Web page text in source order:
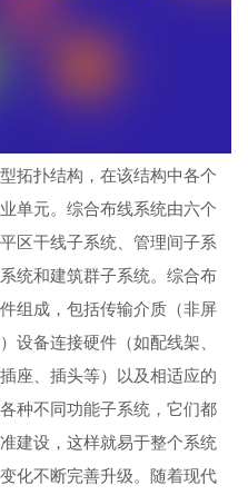
拓扑结构，在该结构中各个
单元。综合布线系统由六个
区干线子系统、管理间子系
统和建筑群子系统。综合布
组成，包括传输介质（非屏
设备连接硬件（如配线架、
座、插头等）以及相适应的
种不同功能子系统，它们都
建设，这样就易于整个系统
化不断完善升级。随着现代